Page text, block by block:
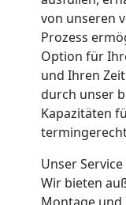
von unseren
Prozess
Option für
und Ihren
durch unser
Kapazitäten
Unser
Wir bieten
Montage
Mann
LKW
Möbellift